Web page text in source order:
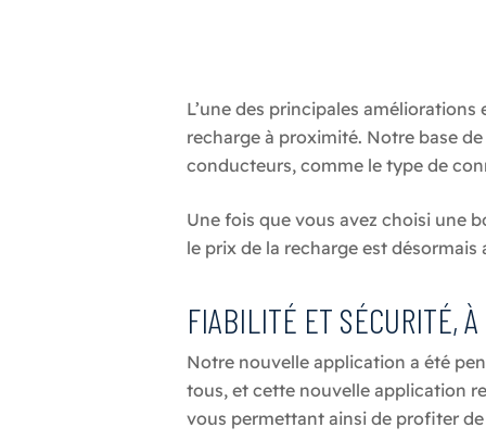
L’une des principales
recharge à proximité. Notre base
conducteurs, comme le type de
Une fois que vous avez choisi une
le prix de la recharge est
FIABILITÉ ET SÉCURITÉ,
Notre nouvelle application a été
tous, et cette nouvelle application
vous permettant ainsi de profiter